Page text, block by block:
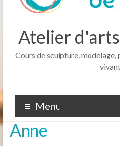
Atelier
Cours de sculpture, modelage,
vivant
Menu
Anne